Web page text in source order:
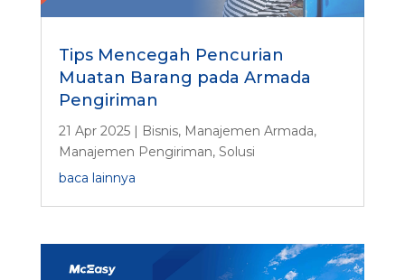
Tips Mencegah Pencurian
Muatan Barang pada Armada
Pengiriman
21 Apr 2025| Bisnis, Manajemen Armada,
Manajemen Pengiriman, Solusi
baca lainnya